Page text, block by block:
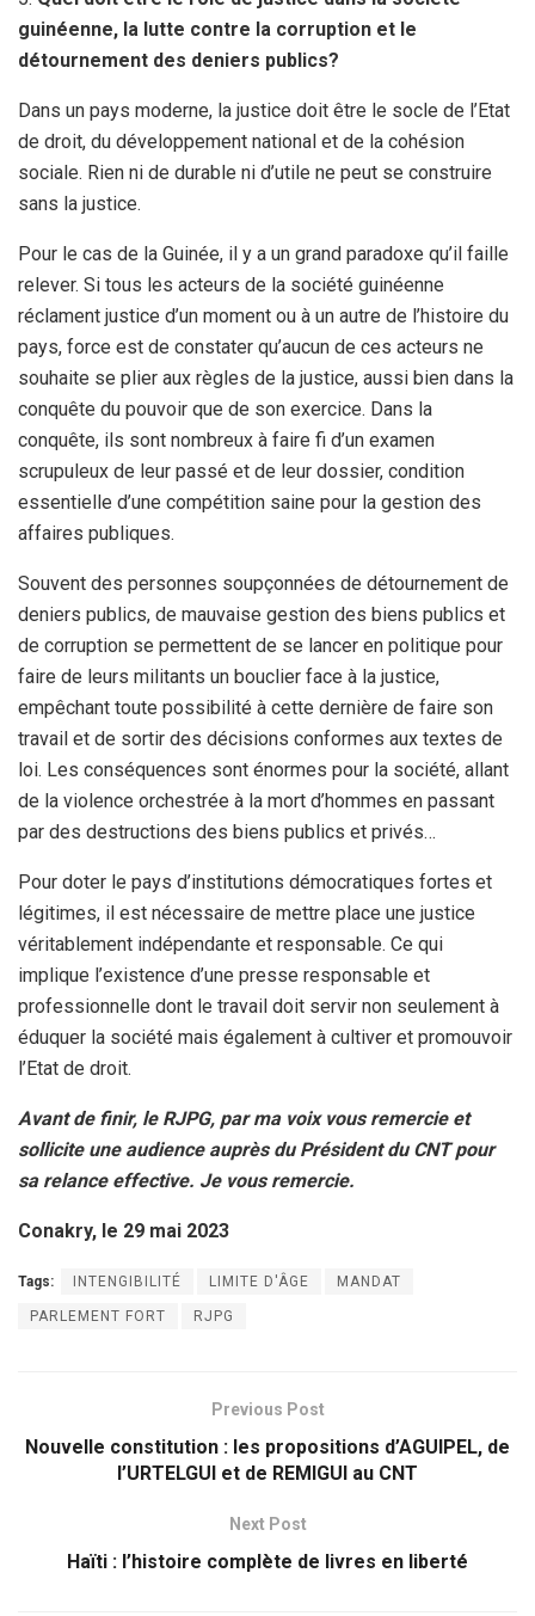
guinéenne, la lutte contre la corruption et le
détournement des deniers publics?
Dans un pays moderne, la justice doit être le socle de l’Etat
de droit, du développement national et de la cohésion
sociale. Rien ni de durable ni d’utile ne peut se construire
sans la justice.
Pour le cas de la Guinée, il y a un grand paradoxe qu’il faille
relever. Si tous les acteurs de la société guinéenne
réclament justice d’un moment ou à un autre de l’histoire du
pays, force est de constater qu’aucun de ces acteurs ne
souhaite se plier aux règles de la justice, aussi bien dans la
conquête du pouvoir que de son exercice. Dans la
conquête, ils sont nombreux à faire fi d’un examen
scrupuleux de leur passé et de leur dossier, condition
essentielle d’une compétition saine pour la gestion des
affaires publiques.
Souvent des personnes soupçonnées de détournement de
deniers publics, de mauvaise gestion des biens publics et
de corruption se permettent de se lancer en politique pour
faire de leurs militants un bouclier face à la justice,
empêchant toute possibilité à cette dernière de faire son
travail et de sortir des décisions conformes aux textes de
loi. Les conséquences sont énormes pour la société, allant
de la violence orchestrée à la mort d’hommes en passant
par des destructions des biens publics et privés…
Pour doter le pays d’institutions démocratiques fortes et
légitimes, il est nécessaire de mettre place une justice
véritablement indépendante et responsable. Ce qui
implique l’existence d’une presse responsable et
professionnelle dont le travail doit servir non seulement à
éduquer la société mais également à cultiver et promouvoir
l’Etat de droit.
Avant de finir, le RJPG, par ma voix vous remercie et
sollicite une audience auprès du Président du CNT pour
sa relance effective. Je vous remercie.
Conakry, le 29 mai 2023
Tags: INTENGIBILITÉ LIMITE D'ÂGE MANDAT
PARLEMENT FORT RJPG
Previous Post
Nouvelle constitution : les propositions d’AGUIPEL, de
l’URTELGUI et de REMIGUI au CNT
Next Post
Haïti : l’histoire complète de livres en liberté